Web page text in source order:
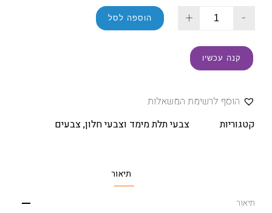
-
+ הוספה לסל
קנה עכשיו
הוסף לרשימת המשאלות
קטגוריות
צבעי תלת מימד וצבעי חלון,צבעים
תיאור
תיאור